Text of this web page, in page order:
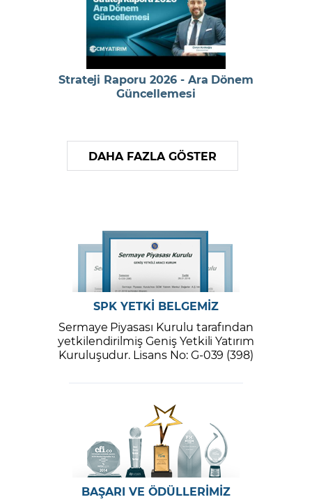
Strateji Raporu 2026 - Ara Dönem
Güncellemesi
DAHA FAZLA GÖSTER
SPK YETKİ BELGEMİZ
Sermaye Piyasası Kurulu tarafından
yetkilendirilmiş Geniş Yetkili Yatırım
Kuruluşudur. Lisans No: G-039 (398)
BAŞARI VE ÖDÜLLERİMİZ